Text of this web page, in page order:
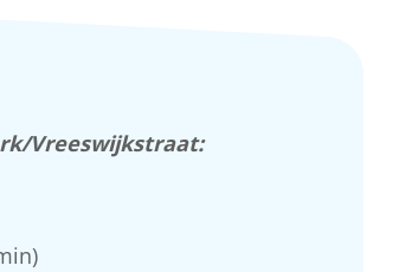
Vreeswijkstraat: